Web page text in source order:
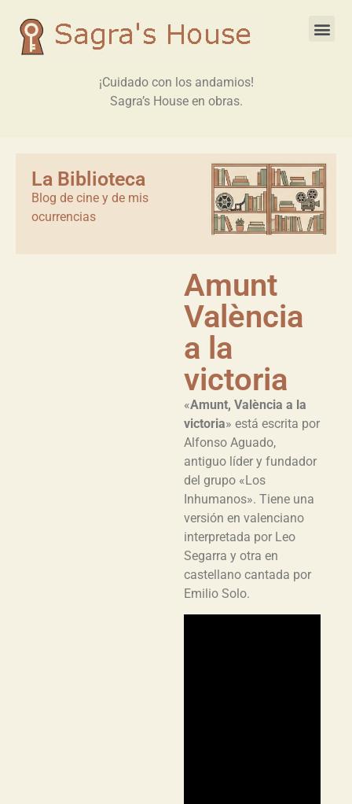
¡Cuidado con los andamios!
Sagra’s House en obras.
La Biblioteca
Blog de cine y de mis
ocurrencias
Amunt
València
a la
victoria
«Amunt, València a la
victoria» está escrita por
Alfonso Aguado,
antiguo líder y fundador
del grupo «Los
Inhumanos». Tiene una
versión en valenciano
interpretada por Leo
Segarra y otra en
castellano cantada por
Emilio Solo.